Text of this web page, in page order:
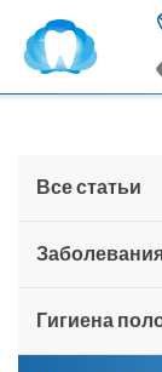
Все статьи
Гигиена